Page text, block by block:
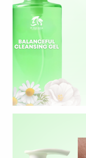
Layanan Desain
Layanan Sertifikat